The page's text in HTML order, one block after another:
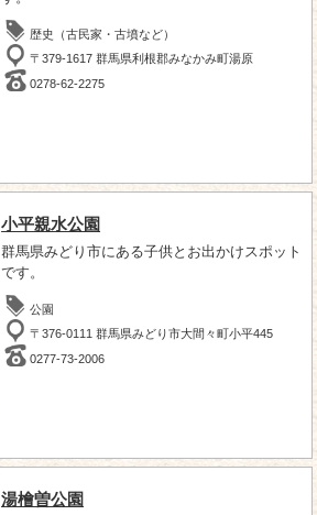
歴史（古民家・古墳など）
〒379-1617 群馬県利根郡みなかみ町湯原
0278-62-2275
小平親水公園
群馬県みどり市にある子供とお出かけスポット
です。
公園
〒376-0111 群馬県みどり市大間々町小平445
0277-73-2006
湯檜曽公園